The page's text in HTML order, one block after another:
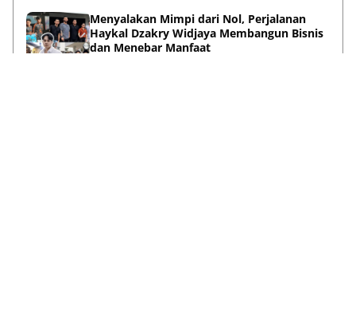
Menyalakan Mimpi dari Nol, Perjalanan
Haykal Dzakry Widjaya Membangun Bisnis
dan Menebar Manfaat